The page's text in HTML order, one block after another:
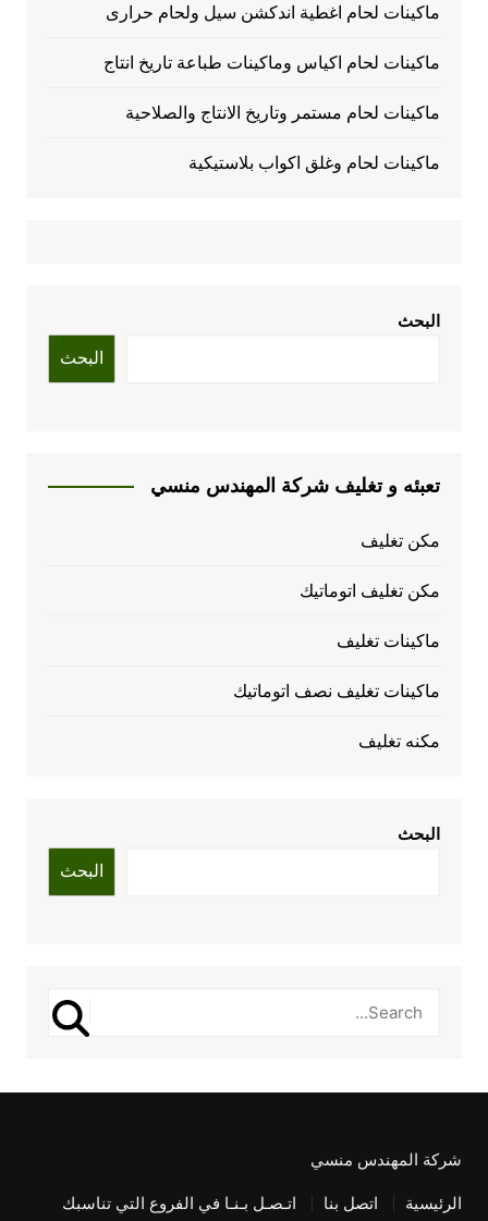
ماكينات لحام اغطية اندكشن سيل ولحام حرارى
ماكينات لحام اكياس وماكينات طباعة تاريخ انتاج
ماكينات لحام مستمر وتاريخ الانتاج والصلاحية
ماكينات لحام وغلق اكواب بلاستيكية
البحث
البحث
تعبئه و تغليف شركة المهندس منسي
مكن تغليف
مكن تغليف اتوماتيك
ماكينات تغليف
ماكينات تغليف نصف اتوماتيك
مكنه تغليف
البحث
البحث
شركة المهندس منسي
الرئيسية اتصل بنا اتـصـل بـنـا في الفروع التي تناسبك